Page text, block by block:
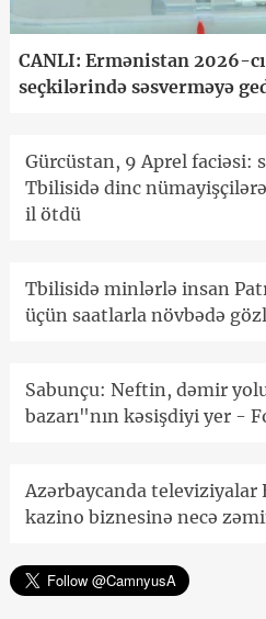
CANLI: Ermənistan 2026-
seçkilərində səsverməyə
Gürcüstan, 9 Aprel faciəsi:
Tbilisidə dinc
il ötdü
Tbilisidə minlərlə insan
üçün saatlarla növbədə
Sabunçu: Neftin, dəmir
bazarı"nın kəsişdiyi yer -
Azərbaycanda televiziyalar
kazino biznesinə necə